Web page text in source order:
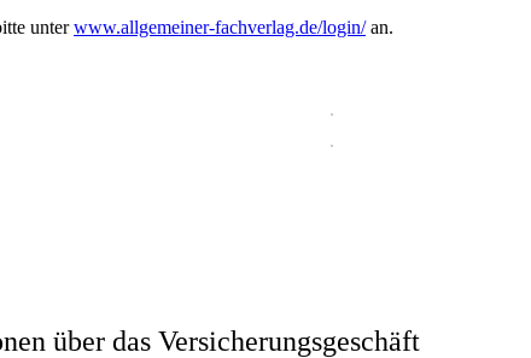
unterwww.allgemeiner-fachverlag.de/login/an.
über das Versicherungsgeschäft